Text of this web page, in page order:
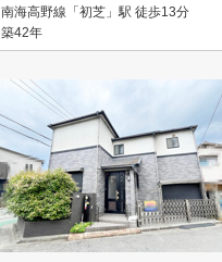
南海高野線「初芝」駅 徒歩13分
築42年